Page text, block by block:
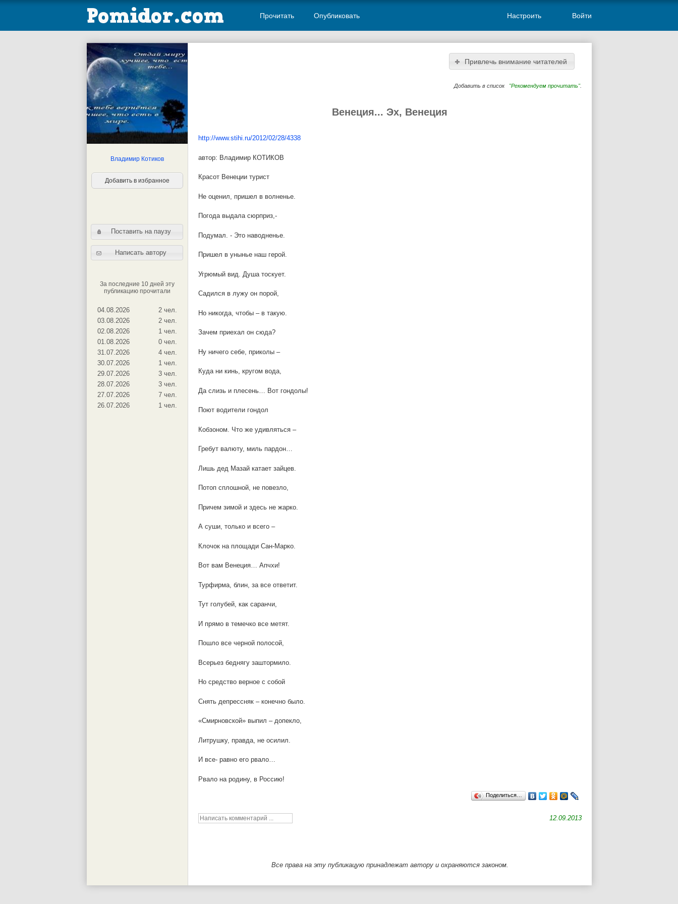
Прочитать Опубликовать Настроить Войти
Владимир Котиков
Добавить в избранное
Поставить на паузу
Написать автору
За последние 10 дней эту
публикацию прочитали
04.08.2026
2 чел.
03.08.2026
2 чел.
02.08.2026
1 чел.
01.08.2026
0 чел.
31.07.2026
4 чел.
30.07.2026
1 чел.
29.07.2026
3 чел.
28.07.2026
3 чел.
27.07.2026
7 чел.
26.07.2026
1 чел.
Привлечь внимание читателей
Добавить в список "Рекомендуем прочитать".
Венеция... Эх, Венеция
http://www.stihi.ru/2012/02/28/4338
автор: Владимир КОТИКОВ
Красот Венеции турист
Не оценил, пришел в волненье.
Погода выдала сюрприз,-
Подумал. - Это наводненье.
Пришел в унынье наш герой.
Угрюмый вид. Душа тоскует.
Садился в лужу он порой,
Но никогда, чтобы – в такую.
Зачем приехал он сюда?
Ну ничего себе, приколы –
Куда ни кинь, кругом вода,
Да слизь и плесень… Вот гондолы!
Поют водители гондол
Кобзоном. Что же удивляться –
Гребут валюту, миль пардон…
Лишь дед Мазай катает зайцев.
Потоп сплошной, не повезло,
Причем зимой и здесь не жарко.
А суши, только и всего –
Клочок на площади Сан-Марко.
Вот вам Венеция… Апчхи!
Турфирма, блин, за все ответит.
Тут голубей, как саранчи,
И прямо в темечко все метят.
Пошло все черной полосой,
Всерьез беднягу заштормило.
Но средство верное с собой
Снять депрессняк – конечно было.
«Смирновской» выпил – допекло,
Литрушку, правда, не осилил.
И все- равно его рвало…
Рвало на родину, в Россию!
Поделиться…
12.09.2013
Все права на эту публикацую принадлежат автору и охраняются законом.